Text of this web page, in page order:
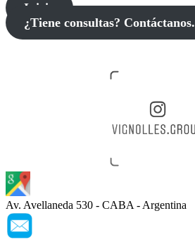
Inicio
¿Tiene consultas? Contáctanos.
Av. Avellaneda 530 - CABA - Argentina